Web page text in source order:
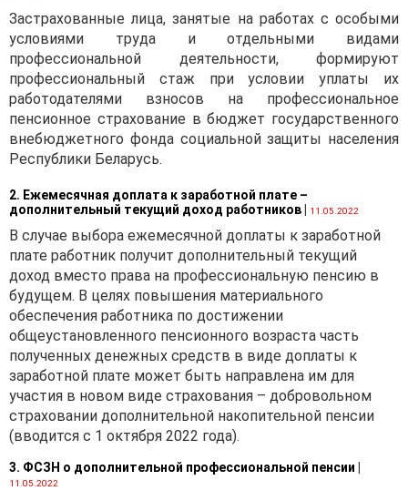
Застрахованные лица, занятые на работах с особыми
условиями труда и отдельными видами
профессиональной деятельности, формируют
профессиональный стаж при условии уплаты их
работодателями взносов на профессиональное
пенсионное страхование в бюджет государственного
внебюджетного фонда социальной защиты населения
Республики Беларусь.
2. Ежемесячная доплата к заработной плате –
дополнительный текущий доход работников
11.05.2022
В случае выбора ежемесячной доплаты к заработной
плате работник получит дополнительный текущий
доход вместо права на профессиональную пенсию в
будущем. В целях повышения материального
обеспечения работника по достижении
общеустановленного пенсионного возраста часть
полученных денежных средств в виде доплаты к
заработной плате может быть направлена им для
участия в новом виде страхования – добровольном
страховании дополнительной накопительной пенсии
(вводится с 1 октября 2022 года).
3. ФСЗН о дополнительной профессиональной пенсии
11.05.2022